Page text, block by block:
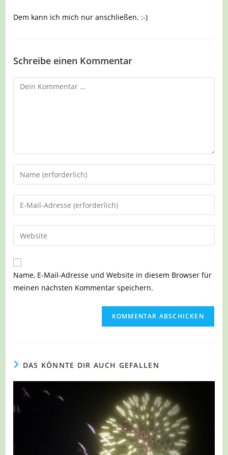
Dem kann ich mich nur anschließen. :-)
Schreibe einen Kommentar
Kommentar
Gib
deinen
Namen
oder
zum
Kommentieren
ein
Gib
deine
E-
Mail-
zum
Kommentieren
ein
Gib
deine
Website-
URL
Name, E-Mail-Adresse und Website in diesem Browser für
meinen nächsten Kommentar speichern.
DAS KÖNNTE DIR AUCH GEFALLEN